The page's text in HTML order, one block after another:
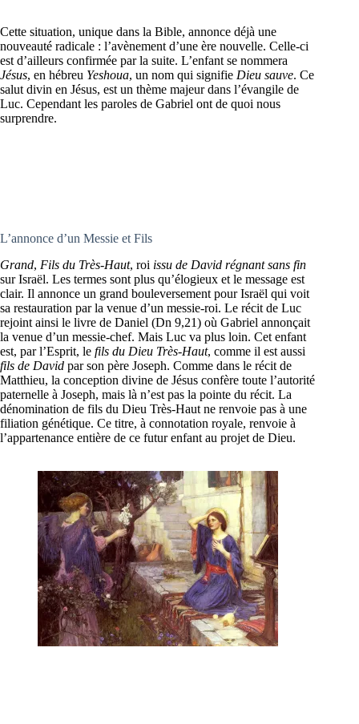
Cette situation, unique dans la Bible, annonce déjà une
nouveauté radicale : l’avènement d’une ère nouvelle. Celle-ci
est d’ailleurs confirmée par la suite. L’enfant se nommera
Jésus, en hébreu Yeshoua, un nom qui signifie Dieu sauve. Ce
salut divin en Jésus, est un thème majeur dans l’évangile de
Luc. Cependant les paroles de Gabriel ont de quoi nous
surprendre.
L’annonce d’un Messie et Fils
Grand, Fils du Très-Haut, roi issu de David régnant sans fin
sur Israël. Les termes sont plus qu’élogieux et le message est
clair. Il annonce un grand bouleversement pour Israël qui voit
sa restauration par la venue d’un messie-roi. Le récit de Luc
rejoint ainsi le livre de Daniel (Dn 9,21) où Gabriel annonçait
la venue d’un messie-chef. Mais Luc va plus loin. Cet enfant
est, par l’Esprit, le fils du Dieu Très-Haut, comme il est aussi
fils de David par son père Joseph. Comme dans le récit de
Matthieu, la conception divine de Jésus confère toute l’autorité
paternelle à Joseph, mais là n’est pas la pointe du récit. La
dénomination de fils du Dieu Très-Haut ne renvoie pas à une
filiation génétique. Ce titre, à connotation royale, renvoie à
l’appartenance entière de ce futur enfant au projet de Dieu.